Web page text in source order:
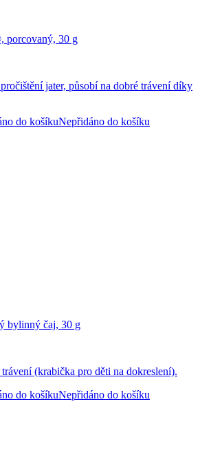
porcovaný, 30 g
jater, působí na dobré trávení díky
do košíkuNepřidáno do košíku
bylinný čaj, 30 g
(krabička pro děti na dokreslení).
do košíkuNepřidáno do košíku